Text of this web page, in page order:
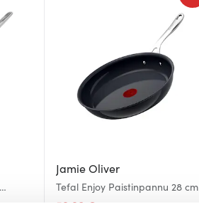
Jamie Oliver
Tefal Enjoy Paistinpannu 28 cm
59.90 €